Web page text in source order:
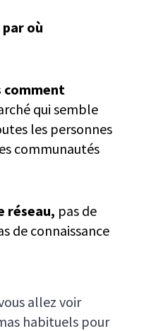
par où
comment
qui semble
les personnes
communautés
réseau, pas de
de connaissance
allez voir
habituels pour